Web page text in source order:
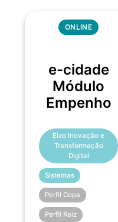
ONLINE
e-cidade
Módulo
Empenho
Eixo Inovação e
Transformação
Digital
Sistemas
Perfil Copa
Perfil Raiz